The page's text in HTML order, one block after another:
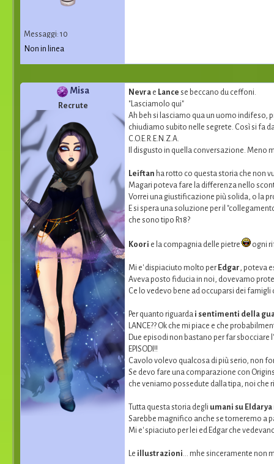
Messaggi: 10
Non in linea
Misa
Recrute
Nevra e Lance se beccano du ceffoni.
"Lasciamolo qui"
Ah beh si lasciamo qua un uomo indifeso,
chiudiamo subito nelle segrete. Così si fa
C.O.E.R.E.N.Z.A.
Il disgusto in quella conversazione. Meno
Leiftan ha rotto co questa storia che non
Magari poteva fare la differenza nello
Vorrei una giustificazione più solida, o la
E si spera una soluzione per il
che sono tipo R18?
Koori e la compagnia delle pietre ogni
Mi e' dispiaciuto molto per Edgar , poteva
Aveva posto fiducia in noi, dovevamo
Ce lo vedevo bene ad occuparsi dei
Per quanto riguarda i sentimenti della
LANCE?? Ok che mi piace e che
Due episodi non bastano per far
EPISODI!!
Cavolo volevo qualcosa di più serio, non
Se devo fare una comparazione con
che veniamo possedute dalla tipa, noi che
Tutta questa storia degli umani su Eldarya
Sarebbe magnifico anche se torneremo a
Mi e' spiaciuto per lei ed Edgar che
Le illustrazioni ... mhe sinceramente